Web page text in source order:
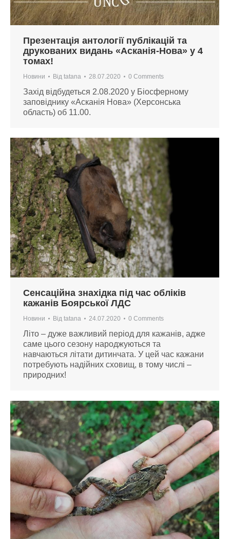
Презентація антології публікацій та
друкованих видань «Асканія-Нова» у 4
томах!
Новини Від tatana 28.07.2020 0 Comments
Захід відбудеться 2.08.2020 у Біосферному
заповіднику «Асканія Нова» (Херсонська
область) об 11.00.
Сенсаційна знахідка під час обліків
кажанів Боярської ЛДС
Новини Від tatana 24.07.2020 0 Comments
Літо – дуже важливий період для кажанів, адже
саме цього сезону народжуються та
навчаються літати дитинчата. У цей час кажани
потребують надійних сховищ, в тому числі –
природних!